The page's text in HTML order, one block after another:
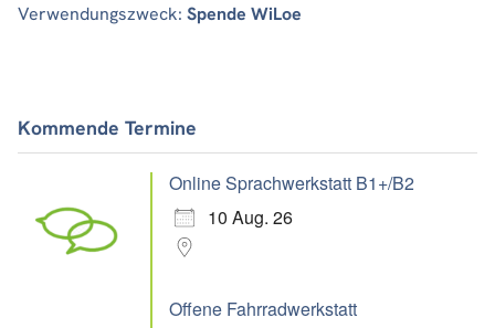
Verwendungszweck: Spende WiLoe
Kommende Termine
Online Sprachwerkstatt B1+/B2
10 Aug. 26
Offene Fahrradwerkstatt